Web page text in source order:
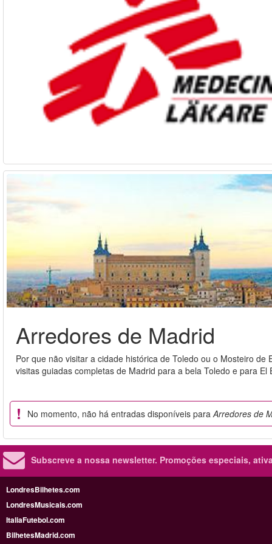
Arredores de Madrid
Por que não visitar a cidade histórica de Toledo ou o Mosteiro
visitas guiadas completas de Madrid para a bela Toledo e para El
No momento, não há entradas disponíveis paraArredores de
Subscreve a nossa newsletter. Promoções especiais,
LondresBilhetes.com
LondresMusicais.com
ItaliaFutebol.com
BilhetesMadrid.com